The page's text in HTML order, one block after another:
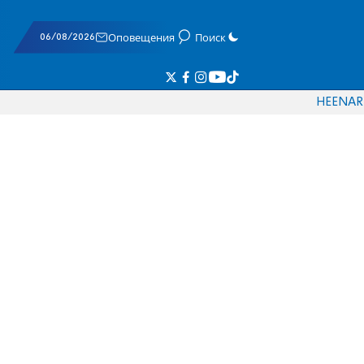
06/08/2026 Оповещения Поиск
HEENAR